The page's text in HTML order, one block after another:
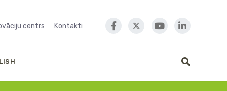
centrs Kontakti